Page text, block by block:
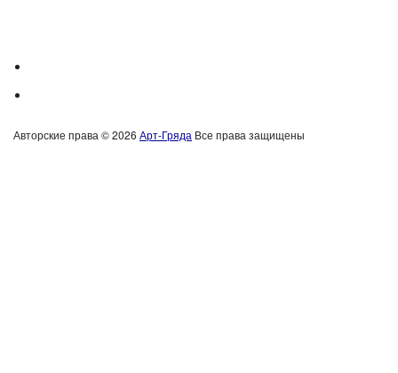
Авторские права © 2026 Арт-Гряда Все права защищены